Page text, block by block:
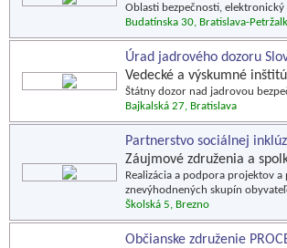
Oblasti bezpečnosti,
Budatínska 30, Bratislava-
Úrad jadrového dozoru
Vedecké a výskumné
Štátny dozor nad jadrovou
Bajkalská 27, Bratislava
Partnerstvo sociálnej
Záujmové združenia a
Realizácia a podpora projektov
znevýhodnených skupín
Školská 5, Brezno
Občianske združenie